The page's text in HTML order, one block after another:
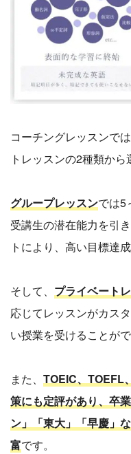
コーチングレッスンで
トレッスンの2種類から
グループレッスンでは5
受講生の潜在能力を引
トにより、高い目標達成
そして、 プライベート
応じてレッスンがカス
い授業を受けることがで
また、 TOEIC、TOEFL
策にも定評があり、卒
ン」「東大」「早慶」
富です。